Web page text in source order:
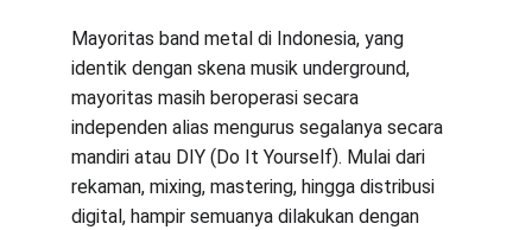
Mayoritas band metal di Indonesia, yang
identik dengan skena musik underground,
mayoritas masih beroperasi secara
independen alias mengurus segalanya secara
mandiri atau DIY (Do It Yourself). Mulai dari
rekaman, mixing, mastering, hingga distribusi
digital, hampir semuanya dilakukan dengan